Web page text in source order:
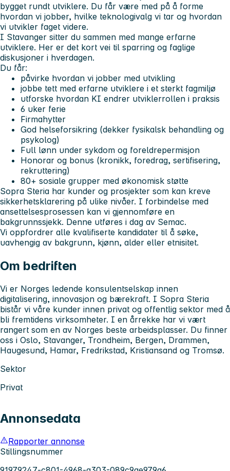
bygget rundt utviklere. Du får være med på å forme
hvordan vi jobber, hvilke teknologivalg vi tar og hvordan
vi utvikler faget videre.
I Stavanger sitter du sammen med mange erfarne
utviklere. Her er det kort vei til sparring og faglige
diskusjoner i hverdagen.
Du får:
påvirke hvordan vi jobber med utvikling
jobbe tett med erfarne utviklere i et sterkt fagmiljø
utforske hvordan KI endrer utviklerrollen i praksis
6 uker ferie
Firmahytter
God helseforsikring (dekker fysikalsk behandling og
psykolog)
Full lønn under sykdom og foreldrepermisjon
Honorar og bonus (kronikk, foredrag, sertifisering,
rekruttering)
80+ sosiale grupper med økonomisk støtte
Sopra Steria har kunder og prosjekter som kan kreve
sikkerhetsklarering på ulike nivåer. I forbindelse med
ansettelsesprosessen kan vi gjennomføre en
bakgrunnssjekk. Denne utføres i dag av Semac.
Vi oppfordrer alle kvalifiserte kandidater til å søke,
uavhengig av bakgrunn, kjønn, alder eller etnisitet.
Om bedriften
Vi er Norges ledende konsulentselskap innen
digitalisering, innovasjon og bærekraft. I Sopra Steria
bistår vi våre kunder innen privat og offentlig sektor med å
bli fremtidens virksomheter. I en årrekke har vi vært
rangert som en av Norges beste arbeidsplasser. Du finner
oss i Oslo, Stavanger, Trondheim, Bergen, Drammen,
Haugesund, Hamar, Fredrikstad, Kristiansand og Tromsø.
Sektor
Privat
Annonsedata
Rapporter annonse
Stillingsnummer